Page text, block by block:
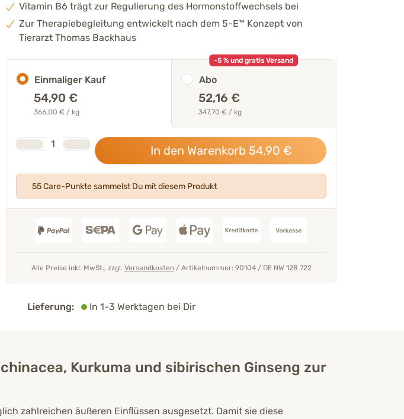
PLEX 150 g
"Alle unsere Produkte werdenvon unseren Tierärzten &
Mehr über unser Expertenteam
Vitamin B6 trägt zur Regulierung des Hormonstoffwechsels bei
Zur Therapiebegleitung entwickelt nach dem 5-E™ Konzept von
Tierarzt Thomas Backhaus
Einmaliger Kauf
54,90 €
366,00 € / kg
-5 % und gratis Versand
Abo
52,16 €
347,70 € / kg
Anzahl
In den Warenkorb 54,90 €
55 Care-Punkte sammelst Du mit diesem Produkt
Alle Preise inkl. MwSt., zzgl. Versandkosten/ Artikelnummer: 90104/ DE NW 128 722
Lieferung: In 1-3 Werktagen bei Dir
Kurkuma und sibirischen Ginseng zur
zahlreichen äußeren Einﬂüssen ausgesetzt. Damit sie diese